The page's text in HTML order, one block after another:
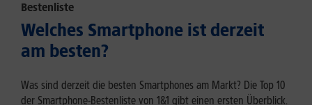
Bestenliste
Welches Smartphone ist derzeit
am besten?
Was sind derzeit die besten Smartphones am Markt? Die Top 10
der Smartphone-Bestenliste von 1&1 gibt einen ersten Überblick.